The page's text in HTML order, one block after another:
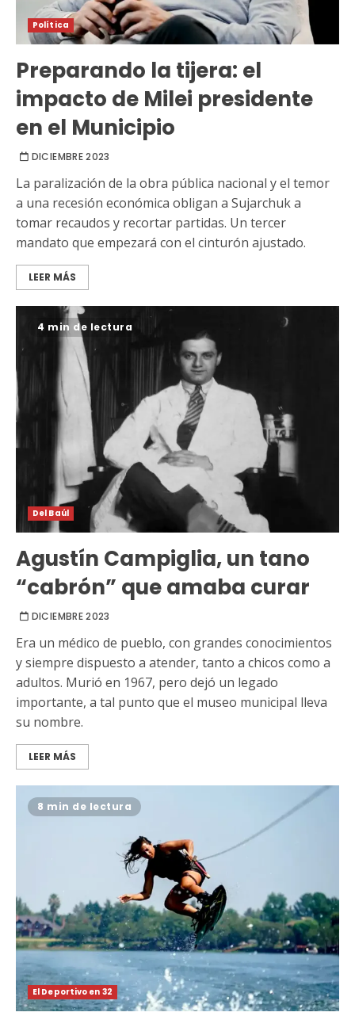
Política
Preparando la tijera: el
impacto de Milei presidente
en el Municipio
DICIEMBRE 2023
La paralización de la obra pública nacional y el temor
a una recesión económica obligan a Sujarchuk a
tomar recaudos y recortar partidas. Un tercer
mandato que empezará con el cinturón ajustado.
LEER MÁS
4 min de lectura
Del Baúl
Agustín Campiglia, un tano
“cabrón” que amaba curar
DICIEMBRE 2023
Era un médico de pueblo, con grandes conocimientos
y siempre dispuesto a atender, tanto a chicos como a
adultos. Murió en 1967, pero dejó un legado
importante, a tal punto que el museo municipal lleva
su nombre.
LEER MÁS
8 min de lectura
El Deportivo en 32